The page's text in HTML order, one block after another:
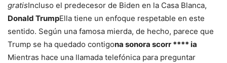
gratisIncluso el predecesor de Biden en la Casa Blanca,
Donald TrumpElla tiene un enfoque respetable en este
sentido. Según una famosa mierda, de hecho, parece que
Trump se ha quedado contigona sonora scorr **** ia
Mientras hace una llamada telefónica para preguntar